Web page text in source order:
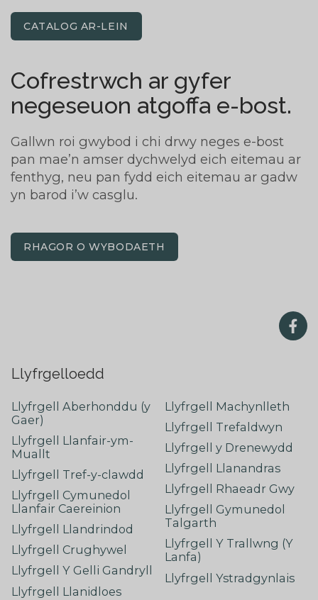
CATALOG AR-LEIN
Cofrestrwch ar gyfer
negeseuon atgoffa e-bost.
Gallwn roi gwybod i chi drwy neges e-bost
pan mae’n amser dychwelyd eich eitemau ar
fenthyg, neu pan fydd eich eitemau ar gadw
yn barod i’w casglu.
RHAGOR O WYBODAETH
Llyfrgelloedd
Llyfrgell Aberhonddu (y
Gaer)
Llyfrgell Llanfair-ym-
Muallt
Llyfrgell Tref-y-clawdd
Llyfrgell Cymunedol
Llanfair Caereinion
Llyfrgell Llandrindod
Llyfrgell Crughywel
Llyfrgell Y Gelli Gandryll
Llyfrgell Llanidloes
Llyfrgell Machynlleth
Llyfrgell Trefaldwyn
Llyfrgell y Drenewydd
Llyfrgell Llanandras
Llyfrgell Rhaeadr Gwy
Llyfrgell Gymunedol
Talgarth
Llyfrgell Y Trallwng (Y
Lanfa)
Llyfrgell Ystradgynlais